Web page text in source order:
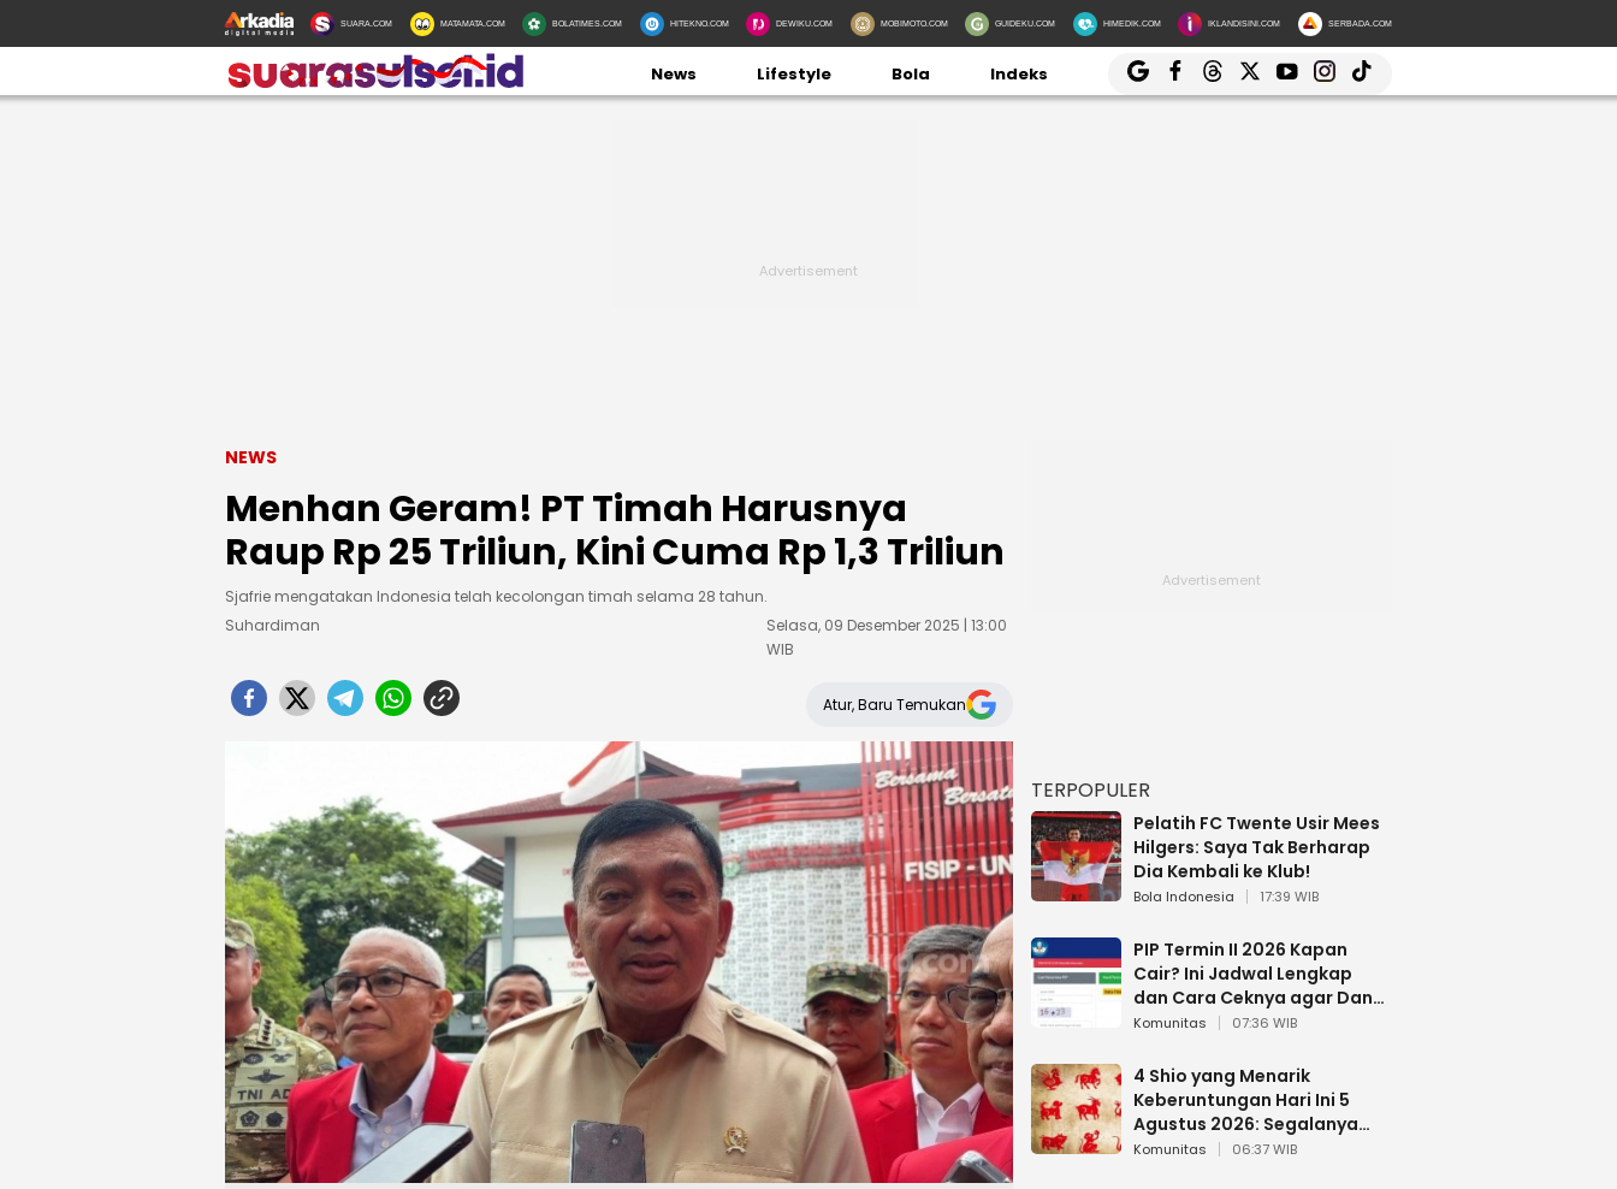
SUARA.COM MATAMATA.COM BOLATIMES.COM HITEKNO.COM DEWIKU.COM MOBIMOTO.COM GUIDEKU.COM HIMEDIK.COM IKLANDISINI.COM SERBADA.COM
News Lifestyle Bola Indeks
NEWS
Menhan Geram! PT Timah Harusnya
Raup Rp 25 Triliun, Kini Cuma Rp 1,3 Triliun
Sjafrie mengatakan Indonesia telah kecolongan timah selama 28 tahun.
Suhardiman
Selasa, 09 Desember 2025 | 13:00
WIB
Atur, Baru Temukan
TERPOPULER
Pelatih FC Twente Usir Mees
Hilgers: Saya Tak Berharap
Dia Kembali ke Klub!
Bola Indonesia 17:39 WIB
PIP Termin II 2026 Kapan
Cair? Ini Jadwal Lengkap
dan Cara Ceknya agar Dana
Tidak Hangus!
Komunitas 07:36 WIB
4 Shio yang Menarik
Keberuntungan Hari Ini 5
Agustus 2026: Segalanya
Berjalan Lancar
Komunitas 06:37 WIB